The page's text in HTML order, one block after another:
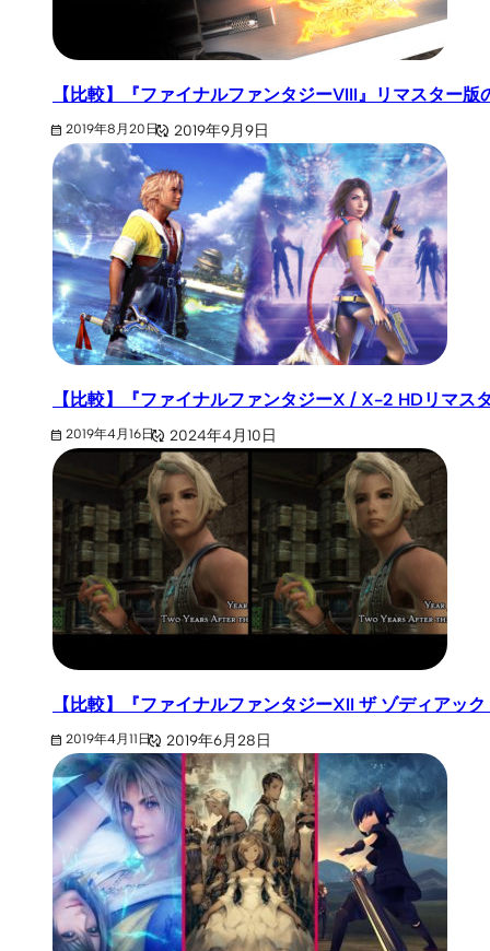
【比較】『ファイナルファンタジーVIII』リマスター
2019年8月20日 2019年9月9日
【比較】『ファイナルファンタジーX / X-2 HDリマ
2019年4月16日 2024年4月10日
【比較】『ファイナルファンタジーXII ザ ゾディアッ
2019年4月11日 2019年6月28日